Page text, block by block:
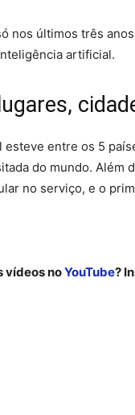
nos últimos três
artificial.
esteve entre os 5
do mundo. Além
no serviço, e o
vídeos noYouTube?